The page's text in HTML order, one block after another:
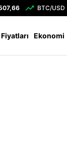
BTC/USD
Ekonomi